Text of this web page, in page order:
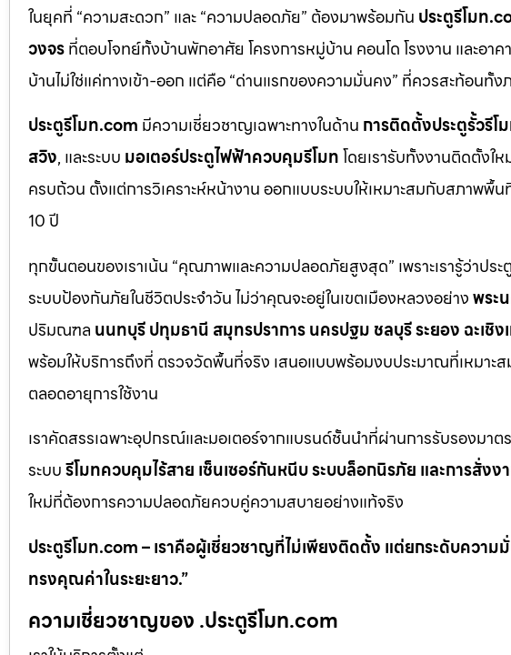
ในยุคที่ “ความสะดวก” และ “ความปลอดภัย” ต้องมาพร้อมกัน ประตูรีโมท
วงจรที่ตอบโจทย์ทั้งบ้านพักอาศัย โครงการหมู่บ้าน คอนโด โรงงาน และอา
บ้านไม่ใช่แค่ทางเข้า-ออก แต่คือ “ด่านแรกของความมั่นคง” ที่ควรสะท้อ
ประตูรีโมท.com มีความเชี่ยวชาญเฉพาะทางในด้าน การติดตั้งประตูรั้วรีโ
สวิง, และระบบ มอเตอร์ประตูไฟฟ้าควบคุมรีโมทโดยเรารับทั้งงานติดตั้งใ
ครบถ้วน ตั้งแต่การวิเคราะห์หน้างาน ออกแบบระบบให้เหมาะสมกับสภาพ
10 ปี
ทุกขั้นตอนของเราเน้น “คุณภาพและความปลอดภัยสูงสุด” เพราะเรารู้ว่าปร
ระบบป้องกันภัยในชีวิตประจำวัน ไม่ว่าคุณจะอยู่ในเขตเมืองหลวงอย่างพระ
ปริมณฑล นนทบุรี ปทุมธานี สมุทรปราการ นครปฐม ชลบุรี ระยอง ฉะเชิง
พร้อมให้บริการถึงที่ ตรวจวัดพื้นที่จริง เสนอแบบพร้อมงบประมาณที่เหมา
ตลอดอายุการใช้งาน
เราคัดสรรเฉพาะอุปกรณ์และมอเตอร์จากแบรนด์ชั้นนำที่ผ่านการรับรองม
ระบบรีโมทควบคุมไร้สาย เซ็นเซอร์กันหนีบ ระบบล็อกนิรภัย และการสั่
ใหม่ที่ต้องการความปลอดภัยควบคู่ความสบายอย่างแท้จริง
ประตูรีโมท.com – เราคือผู้เชี่ยวชาญที่ไม่เพียงติดตั้ง แต่ยกระดับควา
ทรงคุณค่าในระยะยาว.”
ความเชี่ยวชาญของ .ประตูรีโมท.com